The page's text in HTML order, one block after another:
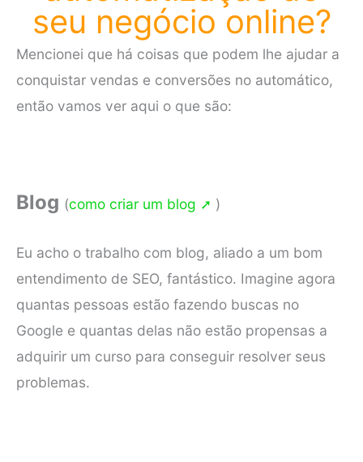
seu negócio online?
Mencionei que há coisas que podem lhe ajudar a
conquistar vendas e conversões no automático,
então vamos ver aqui o que são:
Blog (como criar um blog ➚ )
Eu acho o trabalho com blog, aliado a um bom
entendimento de SEO, fantástico. Imagine agora
quantas pessoas estão fazendo buscas no
Google e quantas delas não estão propensas a
adquirir um curso para conseguir resolver seus
problemas.